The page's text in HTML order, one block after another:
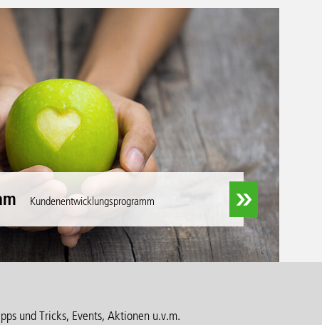
Kundenentwicklungsprogramm
und Tricks, Events, Aktionen u.v.m.